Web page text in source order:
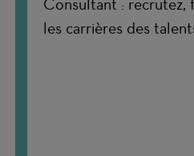
les carrières des